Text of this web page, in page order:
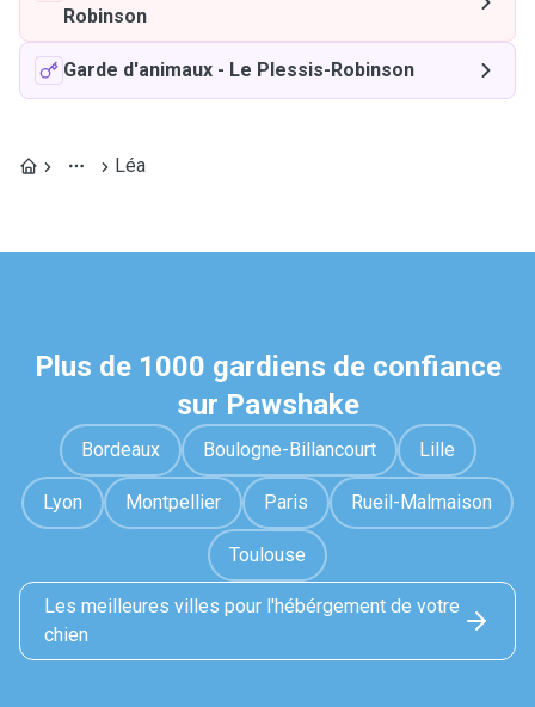
Robinson
Garde d'animaux - Le Plessis-Robinson
Léa
Plus de 1000 gardiens de confiance
sur Pawshake
Bordeaux Boulogne-Billancourt Lille
Lyon Montpellier Paris Rueil-Malmaison
Toulouse
Les meilleures villes pour l'hébérgement de votre
chien